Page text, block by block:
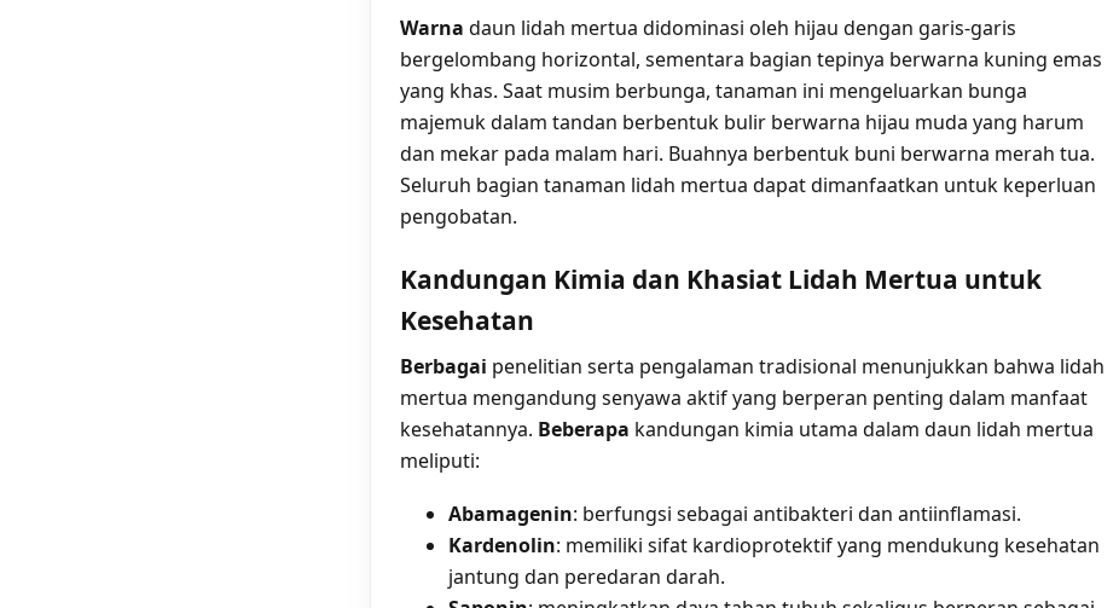
Warna daun lidah mertua didominasi oleh hijau dengan garis-garis
bergelombang horizontal, sementara bagian tepinya berwarna kuning emas
yang khas. Saat musim berbunga, tanaman ini mengeluarkan bunga
majemuk dalam tandan berbentuk bulir berwarna hijau muda yang harum
dan mekar pada malam hari. Buahnya berbentuk buni berwarna merah tua.
Seluruh bagian tanaman lidah mertua dapat dimanfaatkan untuk keperluan
pengobatan.
Kandungan Kimia dan Khasiat Lidah Mertua untuk
Kesehatan
Berbagai penelitian serta pengalaman tradisional menunjukkan bahwa lidah
mertua mengandung senyawa aktif yang berperan penting dalam manfaat
kesehatannya. Beberapa kandungan kimia utama dalam daun lidah mertua
meliputi:
Abamagenin: berfungsi sebagai antibakteri dan antiinflamasi.
Kardenolin: memiliki sifat kardioprotektif yang mendukung kesehatan
jantung dan peredaran darah.